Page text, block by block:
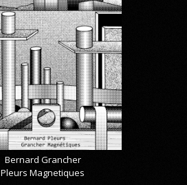
Bernard Grancher
Pleurs Magnetiques